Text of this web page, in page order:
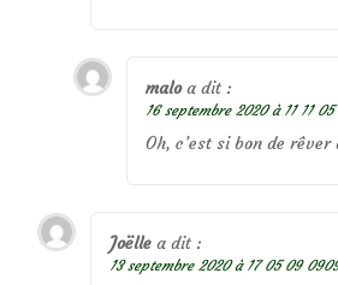
malo a dit :
16 septembre 2020 à 11 11
Oh, c’est si bon de
Joëlle a dit :
13 septembre 2020 à 17 05 09